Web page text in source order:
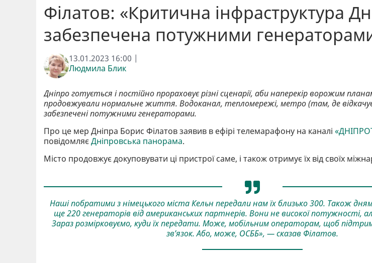
Філатов: «Критична інфраструктура
забезпечена потужними
13.01.2023 16:00 |
Людмила Блик
Дніпро готується і постійно прораховує різні сценарії, аби наперекір ворожим
продовжували нормальне життя. Водоканал, тепломережі, метро (там, де
забезпечені потужними генераторами.
Про це мер Дніпра Борис Філатов заявив в ефірі телемарафону на каналі
повідомляєДніпровська панорама.
Місто продовжує докуповувати ці пристрої саме, і також отримує їх від своїх
Наші побратими з німецького міста Кельн передали нам їх близько 300. Також
ще 220 генераторів від американських партнерів. Вони не високої потужності,
Зараз розмірковуємо, куди їх передати. Може, мобільним операторам, щоб
зв’язок. Або, може, ОСББ», — сказав Філатов.